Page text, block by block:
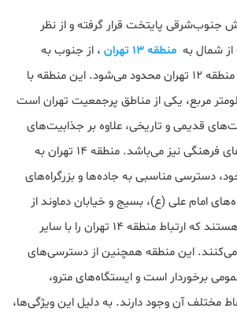
جنوب‌شرقی پایتخت قرار گرفته و از نظر
از شمال به منطقه 13 تهران
، از جنوب به
منطقه 15، و از غرب به منطقه 12 تهران محدود می‌شود. این منطقه با
بیش از 23 کیلومتر مربع، یکی از مناطق پرجمعیت تهران است
قدیمی و تاریخی، علاوه بر جذابیت‌های
مسکونی، دارای ارزش‌های فرهنگی نیز می‌باشد. منطقه 14 تهران به
دسترسی مناسبی به جاده‌ها و بزرگراه‌های
امام علی (ع)، بسیج و خیابان دماوند از
جمله مسیرهای اصلی هستند که ارتباط منطقه 14 تهران را با سایر
این منطقه همچنین از دسترسی‌های
برخوردار است و ایستگاه‌های مترو،
مختلف آن وجود دارند. به دلیل این ویژگی‌ها،